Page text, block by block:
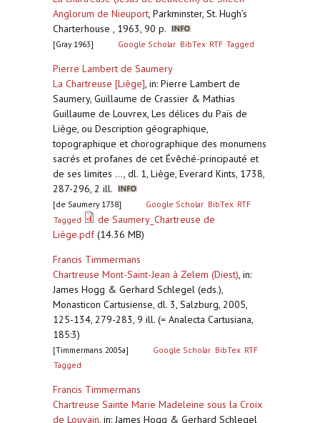
Anglorum de Nieuport, Parkminster, St. Hugh’s
Charterhouse , 1963, 90 p.
[Gray 1963] Google Scholar BibTex RTF Tagged
Pierre Lambert de Saumery
La Chartreuse [Liège], in: Pierre Lambert de
Saumery, Guillaume de Crassier & Mathias
Guillaume de Louvrex, Les délices du Païs de
Liège, ou Description géographique,
topographique et chorographique des monumens
sacrés et profanes de cet Évêché-principauté et
de ses limites ..., dl. 1, Liège, Everard Kints, 1738,
287-296, 2 ill.
[de Saumery 1738] Google Scholar BibTex RTF
Tagged
de Saumery_Chartreuse de
Liège.pdf(14.36 MB)
Francis Timmermans
Chartreuse Mont-Saint-Jean à Zelem (Diest), in:
James Hogg & Gerhard Schlegel (eds.),
Monasticon Cartusiense, dl. 3, Salzburg, 2005,
125-134, 279-283, 9 ill. (= Analecta Cartusiana,
185:3)
[Timmermans 2005a] Google Scholar BibTex RTF
Tagged
Francis Timmermans
Chartreuse Sainte Marie Madeleine sous la Croix
de Louvain, in: James Hogg & Gerhard Schlegel